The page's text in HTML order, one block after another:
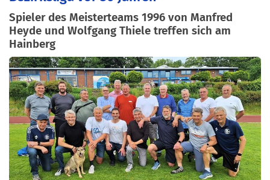
Spieler des Meisterteams 1996 von Manfred
Heyde und Wolfgang Thiele treffen sich am
Hainberg